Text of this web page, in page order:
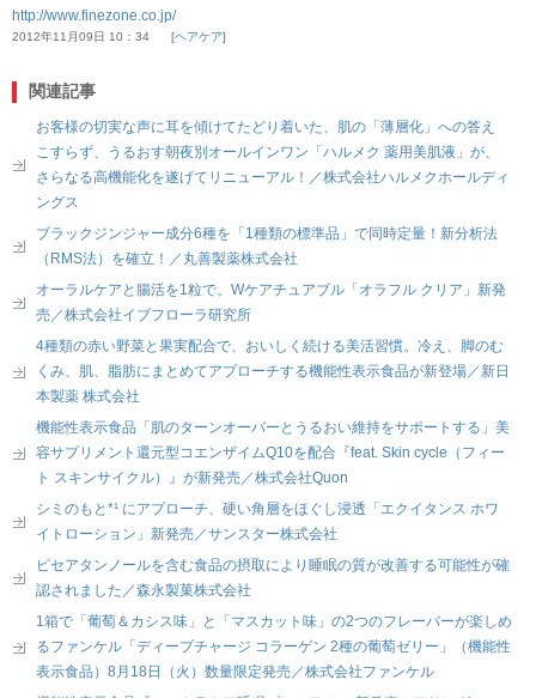
http://www.finezone.co.jp/
2012年11月09日 10：34 ヘアケア
関連記事
お客様の切実な声に耳を傾けてたどり着いた、肌の「薄層化」への答え
こすらず、うるおす朝夜別オールインワン「ハルメク 薬用美肌液」が、
さらなる高機能化を遂げてリニューアル！／株式会社ハルメクホールディ
ングス
ブラックジンジャー成分6種を「1種類の標準品」で同時定量！新分析法
（RMS法）を確立！／丸善製薬株式会社
オーラルケアと腸活を1粒で。Wケアチュアブル「オラフル クリア」新発
売／株式会社イブフローラ研究所
4種類の赤い野菜と果実配合で、おいしく続ける美活習慣。冷え、脚のむ
くみ、肌、脂肪にまとめてアプローチする機能性表示食品が新登場／新日
本製薬 株式会社
機能性表示食品「肌のターンオーバーとうるおい維持をサポートする」美
容サプリメント還元型コエンザイムQ10を配合『feat. Skin cycle（フィー
ト スキンサイクル）』が新発売／株式会社Quon
シミのもと*¹ にアプローチ、硬い角層をほぐし浸透「エクイタンス ホワ
イトローション」新発売／サンスター株式会社
ピセアタンノールを含む食品の摂取により睡眠の質が改善する可能性が確
認されました／森永製菓株式会社
1箱で「葡萄＆カシス味」と「マスカット味」の2つのフレーバーが楽しめ
るファンケル「ディープチャージ コラーゲン 2種の葡萄ゼリー」（機能性
表示食品）8月18日（火）数量限定発売／株式会社ファンケル